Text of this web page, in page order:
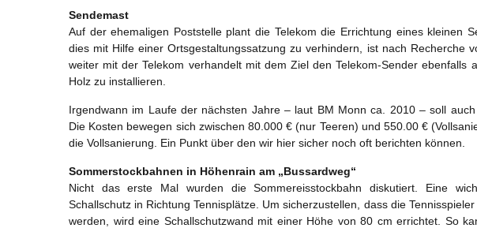
Sendemast
Auf der ehemaligen Poststelle plant die Telekom die Errichtung eines kleinen
dies mit Hilfe einer Ortsgestaltungssatzung zu verhindern, ist nach Recherche
weiter mit der Telekom verhandelt mit dem Ziel den Telekom-Sender ebenfalls
Holz zu installieren.
Irgendwann im Laufe der nächsten Jahre – laut BM Monn ca. 2010 – soll
Die Kosten bewegen sich zwischen 80.000 € (nur Teeren) und 550.00 €
die Vollsanierung. Ein Punkt über den wir hier sicher noch oft berichten können.
Sommerstockbahnen in Höhenrain am „Bussardweg“
Nicht das erste Mal wurden die Sommereisstockbahn diskutiert. Eine
Schallschutz in Richtung Tennisplätze. Um sicherzustellen, dass die
werden, wird eine Schallschutzwand mit einer Höhe von 80 cm errichtet. So